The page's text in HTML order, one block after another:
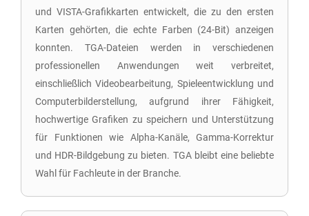
und VISTA-Grafikkarten entwickelt, die zu den ersten
Karten gehörten, die echte Farben (24-Bit) anzeigen
konnten. TGA-Dateien werden in verschiedenen
professionellen Anwendungen weit verbreitet,
einschließlich Videobearbeitung, Spieleentwicklung und
Computerbilderstellung, aufgrund ihrer Fähigkeit,
hochwertige Grafiken zu speichern und Unterstützung
für Funktionen wie Alpha-Kanäle, Gamma-Korrektur
und HDR-Bildgebung zu bieten. TGA bleibt eine beliebte
Wahl für Fachleute in der Branche.